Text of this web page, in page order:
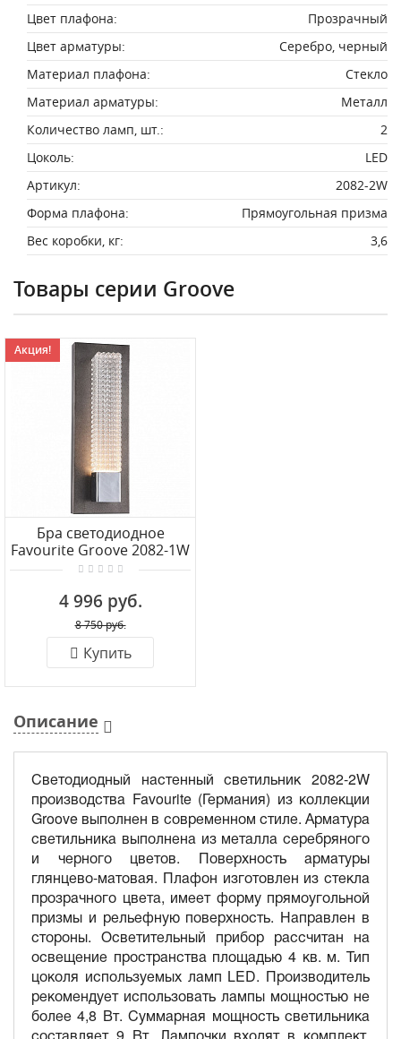
Цвет плафона:
Прозрачный
Цвет арматуры:
Серебро, черный
Материал плафона:
Стекло
Материал арматуры:
Металл
Количество ламп, шт.:
2
Цоколь:
LED
Артикул:
2082-2W
Форма плафона:
Прямоугольная призма
Вес коробки, кг:
3,6
Товары серии Groove
Акция!
Бра светодиодное
Favourite Groove 2082-1W
4 996 руб.
8 750 руб.
Купить
Описание
Светодиодный настенный светильник 2082-2W
производства Favourite (Германия) из коллекции
Groove выполнен в современном стиле. Арматура
светильника выполнена из металла серебряного
и черного цветов. Поверхность арматуры
глянцево-матовая. Плафон изготовлен из стекла
прозрачного цвета, имеет форму прямоугольной
призмы и рельефную поверхность. Направлен в
стороны. Осветительный прибор рассчитан на
освещение пространства площадью 4 кв. м. Тип
цоколя используемых ламп LED. Производитель
рекомендует использовать лампы мощностью не
более 4,8 Вт. Суммарная мощность светильника